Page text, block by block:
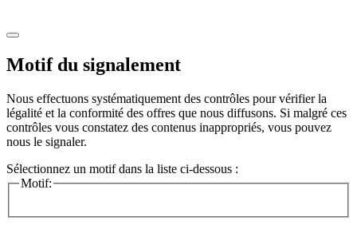
Motif du signalement
Nous effectuons systématiquement des contrôles pour vérifier la
légalité et la conformité des offres que nous diffusons. Si malgré ces
contrôles vous constatez des contenus inappropriés, vous pouvez
nous le signaler.
Sélectionnez un motif dans la liste ci-dessous :
Motif: